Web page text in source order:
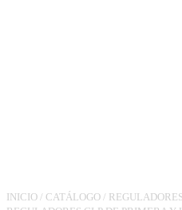
INICIO / CATÁLOGO / REGULADORES